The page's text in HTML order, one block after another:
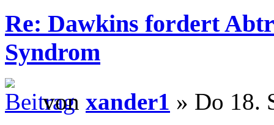
Re: Dawkins fordert
Syndrom
von xander1 » Do 18.